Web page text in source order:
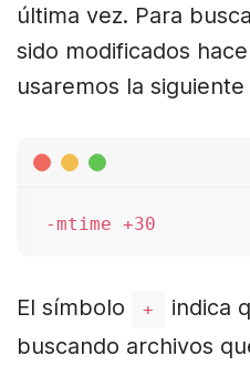
última vez. Para
sido modificados
usaremos la
El símbolo +
indica
buscando archivos